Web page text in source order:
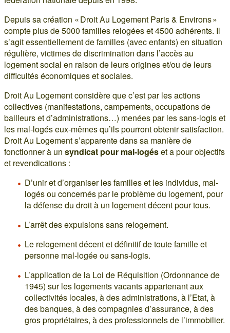
Depuis sa création « Droit Au Logement Paris & Environs »
compte plus de 5000 familles relogées et 4500 adhérents. Il
s’agit essentiellement de familles (avec enfants) en situation
régulière, victimes de discrimination dans l’accès au
logement social en raison de leurs origines et/ou de leurs
difficultés économiques et sociales.
Droit Au Logement considère que c’est par les actions
collectives (manifestations, campements, occupations de
bailleurs et d’administrations…) menées par les sans-logis et
les mal-logés eux-mêmes qu’ils pourront obtenir satisfaction.
Droit Au Logement s’apparente dans sa manière de
fonctionner à un syndicat pour mal-logéset a pour objectifs
et revendications :
D’unir et d’organiser les familles et les individus, mal-
logés ou concernés par le problème du logement, pour
la défense du droit à un logement décent pour tous.
L’arrêt des expulsions sans relogement.
Le relogement décent et définitif de toute famille et
personne mal-logée ou sans-logis.
L’application de la Loi de Réquisition (Ordonnance de
1945) sur les logements vacants appartenant aux
collectivités locales, à des administrations, à l’Etat, à
des banques, à des compagnies d’assurance, à des
gros propriétaires, à des professionnels de l’immobilier.